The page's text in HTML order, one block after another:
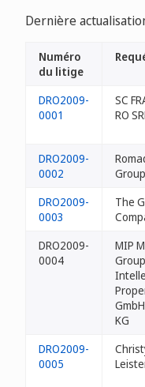
Dernière
Numéro
du litige
DRO2009-
0001
SC
RO
DRO2009-
0002
DRO2009-
0003
The
DRO2009-
0004
MIP
Group
KG
DRO2009-
0005